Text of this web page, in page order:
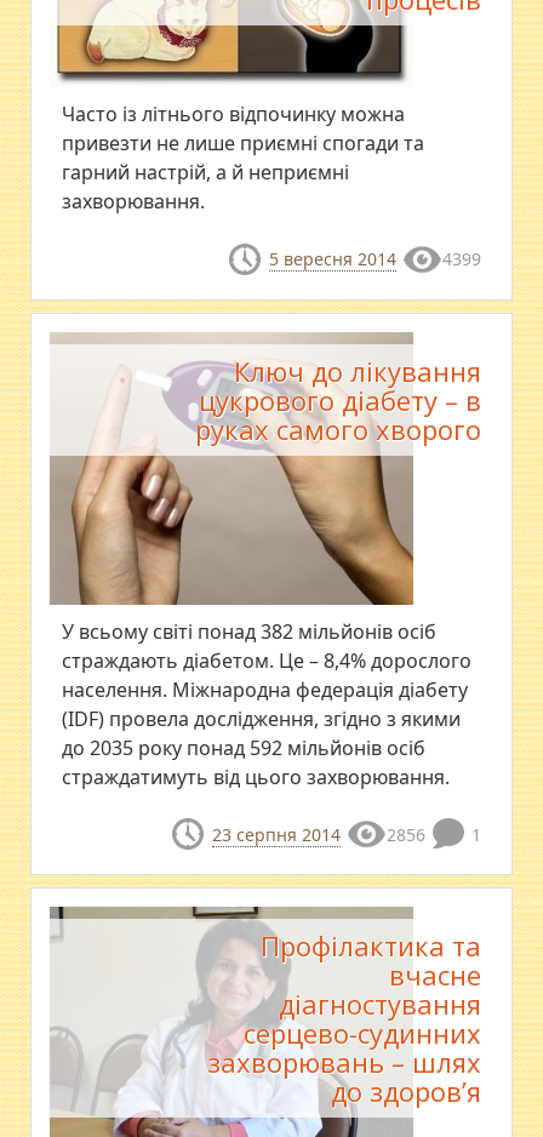
Часто із літнього відпочинку можна
привезти не лише приємні спогади та
гарний настрій, а й неприємні
захворювання.
5 вересня 2014 4399
Ключ до лікування
цукрового діабету – в
руках самого хворого
У всьому світі понад 382 мільйонів осіб
страждають діабетом. Це – 8,4% дорослого
населення. Міжнародна федерація діабету
(IDF) провела дослідження, згідно з якими
до 2035 року понад 592 мільйонів осіб
страждатимуть від цього захворювання.
23 серпня 2014 2856 1
Профілактика та
вчасне
діагностування
серцево-судинних
захворювань – шлях
до здоров’я